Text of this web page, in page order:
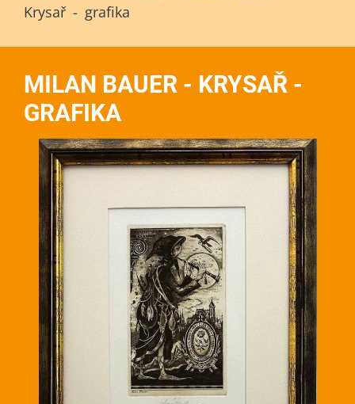
Krysař - grafika
MILAN BAUER - KRYSAŘ -
GRAFIKA